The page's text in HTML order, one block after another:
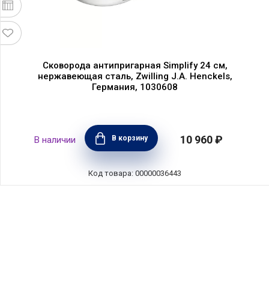
Сковорода антипригарная Simplify 24 см,
нержавеющая сталь, Zwilling J.A. Henckels,
Германия, 1030608
В наличии В корзину 10 960 ₽
Код товара: 00000036443